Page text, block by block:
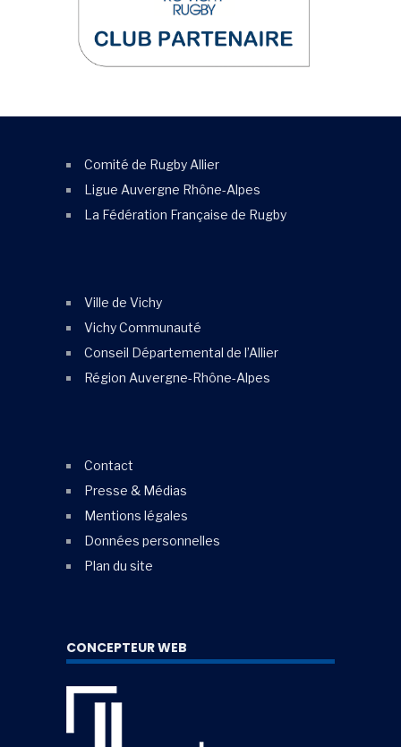
Comité de Rugby Allier
Ligue Auvergne Rhône-Alpes
La Fédération Française de Rugby
Ville de Vichy
Vichy Communauté
Conseil Départemental de l’Allier
Région Auvergne-Rhône-Alpes
Contact
Presse & Médias
Mentions légales
Données personnelles
Plan du site
CONCEPTEUR WEB